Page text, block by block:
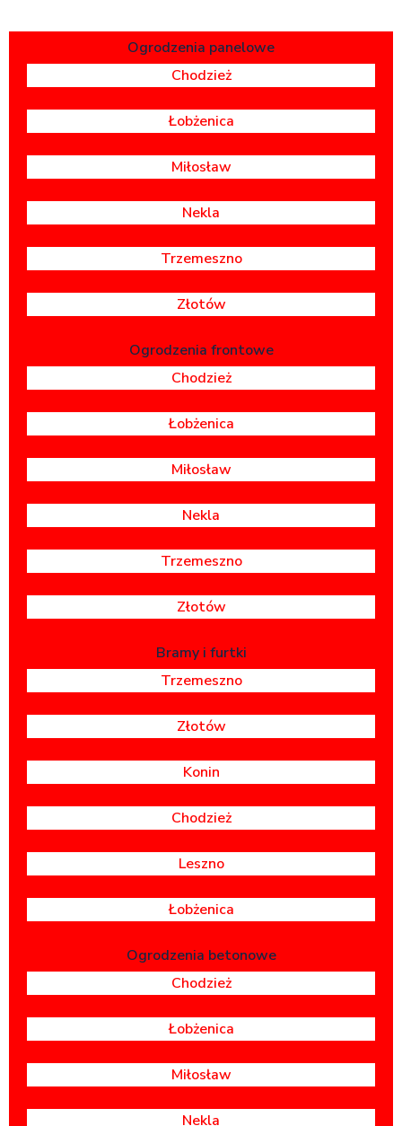
Ogrodzenia panelowe
Chodzież
Łobżenica
Miłosław
Nekla
Trzemeszno
Złotów
Ogrodzenia frontowe
Chodzież
Łobżenica
Miłosław
Nekla
Trzemeszno
Złotów
Bramy i furtki
Trzemeszno
Złotów
Konin
Chodzież
Leszno
Łobżenica
Ogrodzenia betonowe
Chodzież
Łobżenica
Miłosław
Nekla